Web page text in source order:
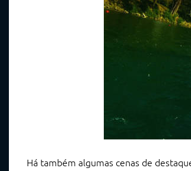
Há também algumas cenas de